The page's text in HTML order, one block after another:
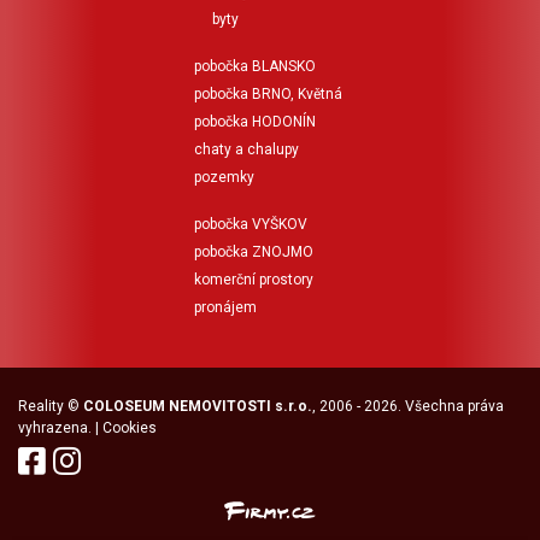
byty
pobočka BLANSKO
pobočka BRNO, Květná
pobočka HODONÍN
chaty a chalupy
pozemky
pobočka VYŠKOV
pobočka ZNOJMO
komerční prostory
pronájem
Reality © COLOSEUM NEMOVITOSTI s.r.o., 2006 - 2026. Všechna práva
vyhrazena. | Cookies